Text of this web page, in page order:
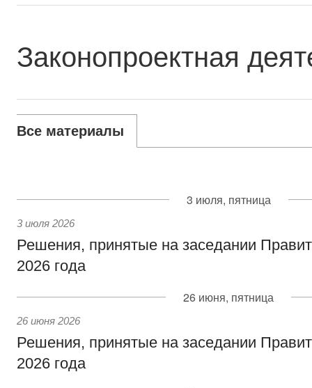
Законопроектная
Все материалы
3 июля, пятница
3 июля 2026
Решения, принятые на заседании
2026 года
26 июня, пятница
26 июня 2026
Решения, принятые на заседании
2026 года